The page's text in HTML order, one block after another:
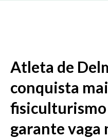
Atleta de
conquista
fisiculturismo
garante vaga